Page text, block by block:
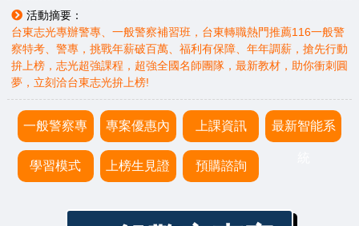
活動摘要：
台東志光專辦警專、一般警察補習班，台東轉職熱門推薦116一般警
察特考、警專，挑戰年薪破百萬、福利有保障、年年調薪，搶先行動
拚上榜，志光超強課程，超強全國名師團隊，最新教材，助你衝刺圓
夢，立刻洽台東志光拚上榜!
一般警察專
案
專案優惠內
容
上課資訊 最新智能系
學習模式 上榜生見證 預購諮詢